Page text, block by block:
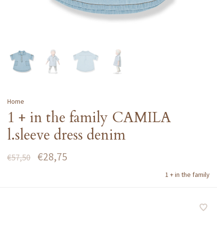
Home
1 + in the family CAMILA
l.sleeve dress denim
€57,50 €28,75
1 + in the family